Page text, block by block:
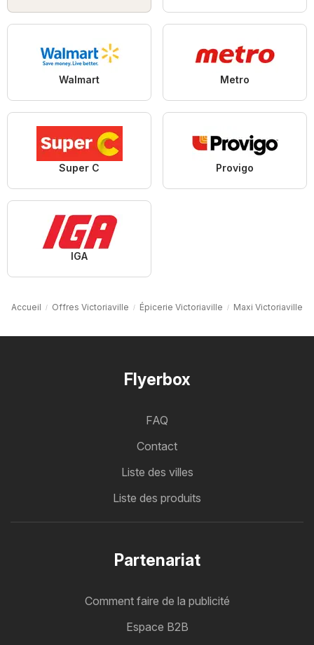
Walmart Metro
Super C Provigo
IGA
Accueil Offres Victoriaville Épicerie Victoriaville Maxi Victoriaville
Flyerbox
FAQ
Contact
Liste des villes
Liste des produits
Partenariat
Comment faire de la publicité
Espace B2B